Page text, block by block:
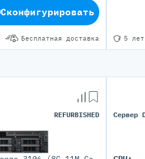
Бесплатная доставка
Сконфигурировать
5
REFURBISHED Сервер